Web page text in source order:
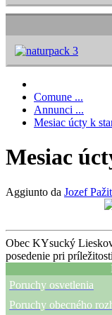
Comune ...
Annunci ...
Mesiac úcty k
Mesiac
Aggiunto da Jozef
Obec KYsucký
posedenie pri
Poruchy osvetlenia
Poruchy obecného